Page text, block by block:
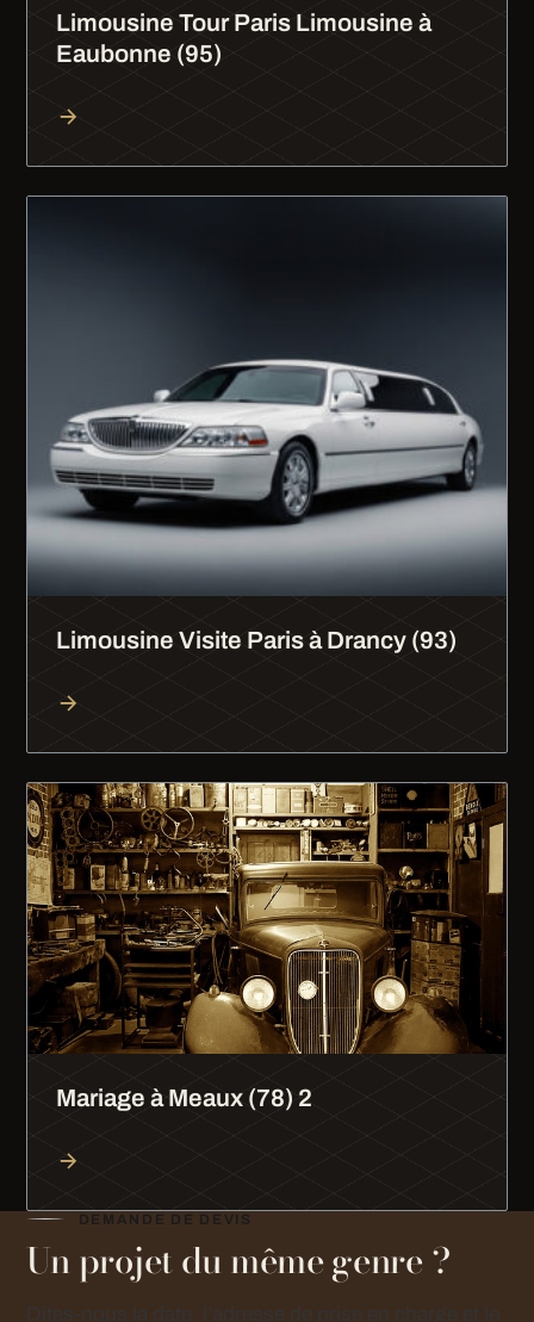
Limousine Tour Paris Limousine à
Eaubonne (95)
Limousine Visite Paris à Drancy (93)
Mariage à Meaux (78) 2
DEMANDE DE DEVIS
Un projet du même genre ?